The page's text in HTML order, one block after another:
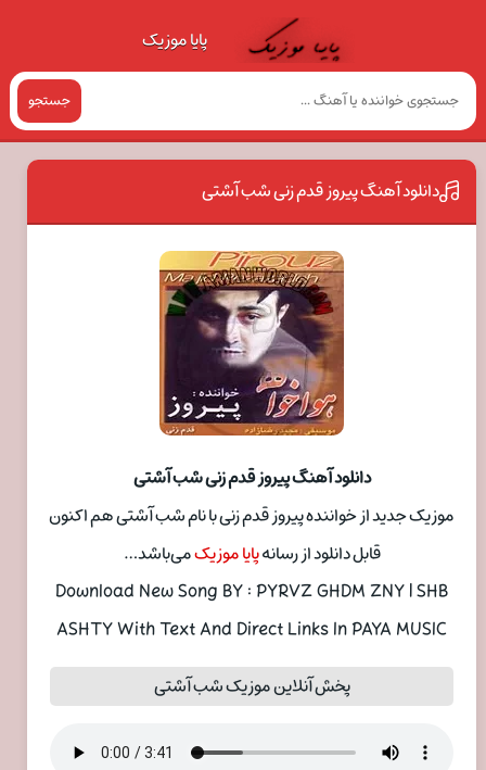
پایا موزیک
جستجو
دانلود آهنگ پیروز قدم زنی شب آشتی
دانلود آهنگ پیروز قدم زنی شب آشتی
موزیک جدید از خواننده پیروز قدم زنی با نام شب آشتی هم اکنون
قابل دانلود از رسانهپایا موزیکمی‌باشد…
Download New Song BY : PYRVZ GHDM ZNY | SHB
ASHTY With Text And Direct Links In PAYA MUSIC
پخش آنلاین موزیک شب آشتی